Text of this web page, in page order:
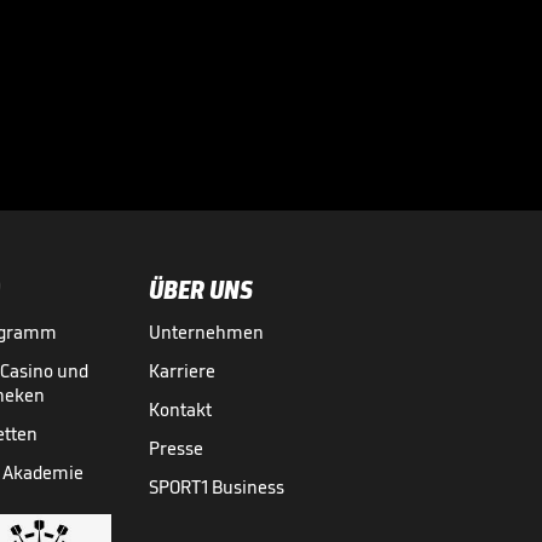
und
Akademie
ÜBER UNS
Unternehmen
Karriere
Kontakt
Presse
SPORT1 Business